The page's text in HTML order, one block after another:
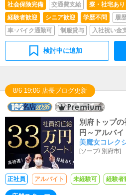
社会保険完備
交通費支給 寮・社宅あり
経験者歓迎
シニア歓迎 学歴不問 履
車･バイク通勤可
制服貸与 入社祝い金
検討中に追加
8/6 19:06 店長ブログ更新
別府トップ
円～アルバ
美魔女コレク
[ソープ/ 別府市]
正社員 アルバイト 未経験可 経験者